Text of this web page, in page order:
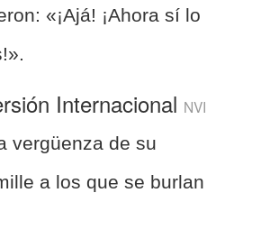
«¡Ajá! ¡Ahora sí lo
Internacional NVI
vergüenza de su
a los que se burlan